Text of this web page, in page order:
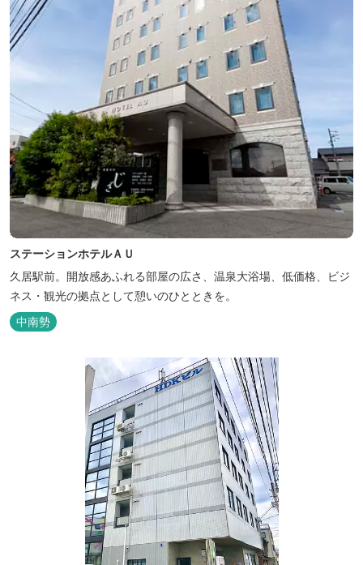
ステーションホテルＡＵ
久居駅前。開放感あふれる部屋の広さ、温泉大浴場、低価格、ビジ
ネス・観光の拠点として憩いのひとときを。
中南勢